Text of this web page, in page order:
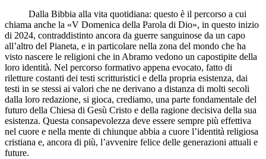
Dalla Bibbia alla vita quotidiana: questo è il percorso a cui
chiama anche la «V Domenica della Parola di Dio», in questo inizio
di 2024, contraddistinto ancora da guerre sanguinose da un capo
all’altro del Pianeta, e in particolare nella zona del mondo che ha
visto nascere le religioni che in Abramo vedono un capostipite della
loro identità. Nel percorso formativo appena evocato, fatto di
riletture costanti dei testi scritturistici e della propria esistenza, dai
testi in se stessi ai valori che ne derivano a distanza di molti secoli
dalla loro redazione, si gioca, crediamo, una parte fondamentale del
futuro della Chiesa di Gesù Cristo e della ragione decisiva della sua
esistenza. Questa consapevolezza deve essere sempre più effettiva
nel cuore e nella mente di chiunque abbia a cuore l’identità religiosa
cristiana e, ancora di più, l’avvenire felice delle generazioni attuali e
future.